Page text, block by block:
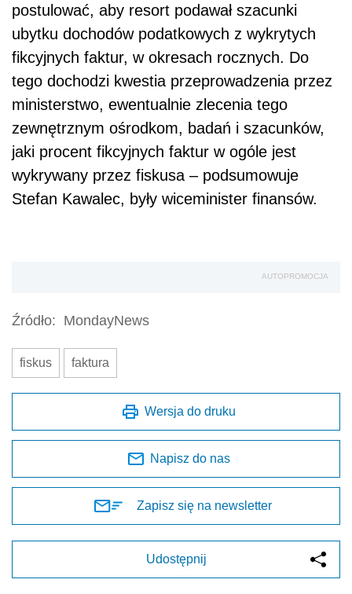
postulować, aby resort podawał szacunki
ubytku dochodów podatkowych z wykrytych
fikcyjnych faktur, w okresach rocznych. Do
tego dochodzi kwestia przeprowadzenia przez
ministerstwo, ewentualnie zlecenia tego
zewnętrznym ośrodkom, badań i szacunków,
jaki procent fikcyjnych faktur w ogóle jest
wykrywany przez fiskusa – podsumowuje
Stefan Kawalec, były wiceminister finansów.
AUTOPROMOCJA
Źródło: MondayNews
fiskus faktura
Wersja do druku
Napisz do nas
Zapisz się na newsletter
Udostępnij